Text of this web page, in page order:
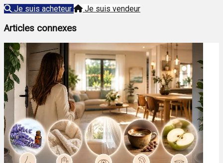
Je suis acheteur Je suis vendeur
Articles connexes